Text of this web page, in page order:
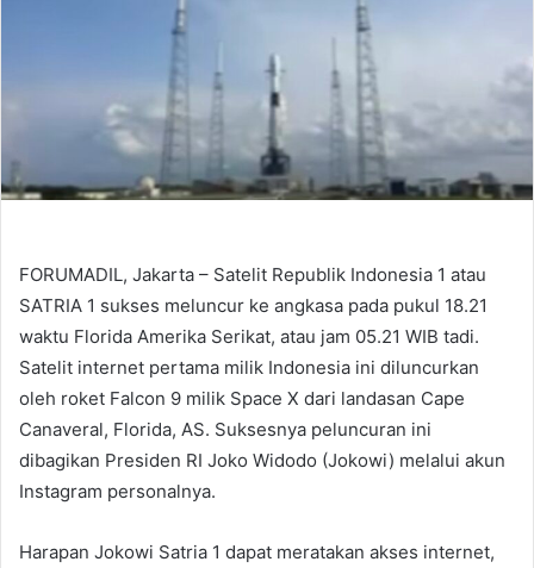
FORUMADIL, Jakarta – Satelit Republik Indonesia 1 atau
SATRIA 1 sukses meluncur ke angkasa pada pukul 18.21
waktu Florida Amerika Serikat, atau jam 05.21 WIB tadi.
Satelit internet pertama milik Indonesia ini diluncurkan
oleh roket Falcon 9 milik Space X dari landasan Cape
Canaveral, Florida, AS. Suksesnya peluncuran ini
dibagikan Presiden RI Joko Widodo (Jokowi) melalui akun
Instagram personalnya.
Harapan Jokowi Satria 1 dapat meratakan akses internet,